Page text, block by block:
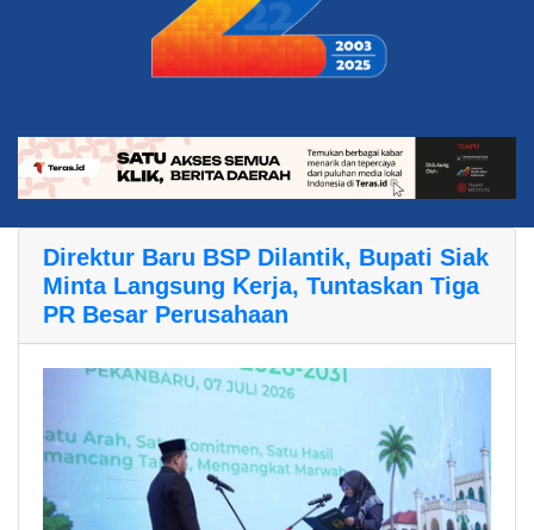
Direktur Baru BSP Dilantik, Bupati Siak
Minta Langsung Kerja, Tuntaskan Tiga
PR Besar Perusahaan